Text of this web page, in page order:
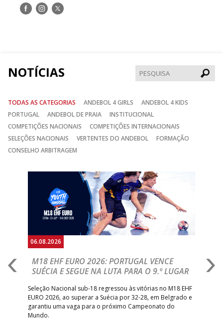
Siga-Siga-Siga-
NOTÍCIAS
TODAS AS CATEGORIAS ANDEBOL 4 GIRLS
ANDEBOL 4 KIDS
PORTUGAL
ANDEBOL DE PRAIA
INSTITUCIONAL
COMPETIÇÕES NACIONAIS
COMPETIÇÕES INTERNACIONAIS
SELEÇÕES NACIONAIS
VERTENTES DO ANDEBOL
FORMAÇÃO
CONSELHO ARBITRAGEM
06.08.2026
M18 EHF EURO 2026: PORTUGAL VENCE
SUÉCIA E SEGUE NA LUTA PARA O 9.º LUGAR
Seleção Nacional sub-18 regressou às vitórias no M18 EHF
EURO 2026, ao superar a Suécia por 32-28, em Belgrado e
garantiu uma vaga para o próximo Campeonato do
Mundo.